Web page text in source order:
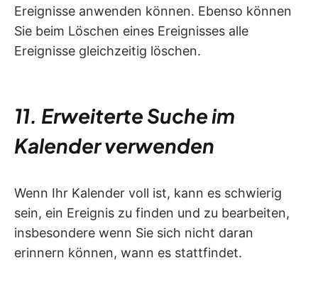
Ereignisse anwenden können. Ebenso können
Sie beim Löschen eines Ereignisses alle
Ereignisse gleichzeitig löschen.
11. Erweiterte Suche im
Kalender verwenden
Wenn Ihr Kalender voll ist, kann es schwierig
sein, ein Ereignis zu finden und zu bearbeiten,
insbesondere wenn Sie sich nicht daran
erinnern können, wann es stattfindet.